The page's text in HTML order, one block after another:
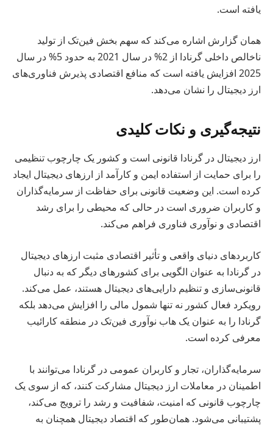
یافته است.
همان گزارش اشاره می‌کند که سهم بخش فین‌تک از تولید
ناخالص داخلی گرنادا از 2% در سال 2021 به حدود 5% در سال
2025 افزایش یافته است که منافع اقتصادی پذیرش فناوری‌های
ارز دیجیتال را نشان می‌دهد.
نتیجه‌گیری و نکات کلیدی
ارز دیجیتال در گرنادا قانونی است و کشور یک چارچوب تنظیمی
را برای حمایت از استفاده ایمن و کارآمد از ارزهای دیجیتال ایجاد
کرده است. این وضعیت قانونی برای حفاظت از سرمایه‌گذاران
و کاربران ضروری است در حالی که محیطی را برای رشد
اقتصادی و نوآوری فناوری فراهم می‌کند.
کاربردهای دنیای واقعی و تأثیر اقتصادی مثبت ارزهای دیجیتال
در گرنادا به عنوان الگویی برای کشورهای دیگر که به دنبال
قانونی‌سازی و تنظیم دارایی‌های دیجیتال هستند، عمل می‌کند.
رویکرد فعال کشور نه تنها شمول مالی را افزایش می‌دهد بلکه
گرنادا را به عنوان یک هاب نوآوری فین‌تک در منطقه کارائیب
معرفی کرده است.
سرمایه‌گذاران، تجار و کاربران عمومی در گرنادا می‌توانند با
اطمینان در معاملات ارز دیجیتال مشارکت کنند، که از سوی یک
چارچوب قانونی که امنیت، شفافیت و رشد را ترویج می‌کند،
پشتیبانی می‌شود. همان‌طور که اقتصاد دیجیتال همچنان به